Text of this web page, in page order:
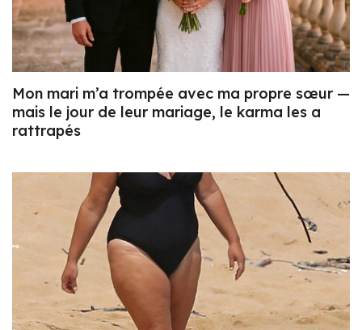
Mon mari m’a trompée avec ma propre sœur —
mais le jour de leur mariage, le karma les a
rattrapés